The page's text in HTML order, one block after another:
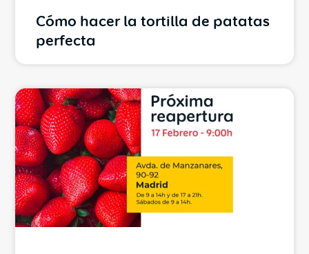
Cómo hacer la tortilla de patatas
perfecta